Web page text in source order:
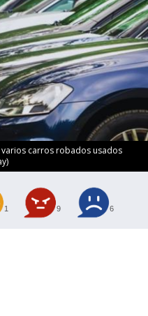
carros robados usados
1 9 6